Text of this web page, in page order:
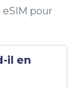
pour
il en